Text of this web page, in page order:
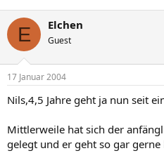
s
t
e
l
l
e
t
e
l
t
m
E Elchen
Guest
17 Januar 2004
Nils,4,5 Jahre geht ja nun seit
Mittlerweile hat sich der
gelegt und er geht so gar gerne